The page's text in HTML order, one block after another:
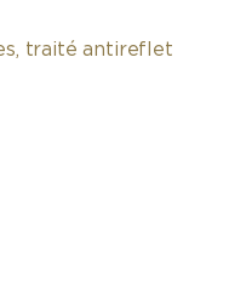
traité antireflet